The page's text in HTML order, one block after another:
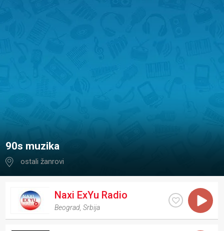
90s muzika
ostali žanrovi
Naxi ExYu Radio
Beograd ,Srbija